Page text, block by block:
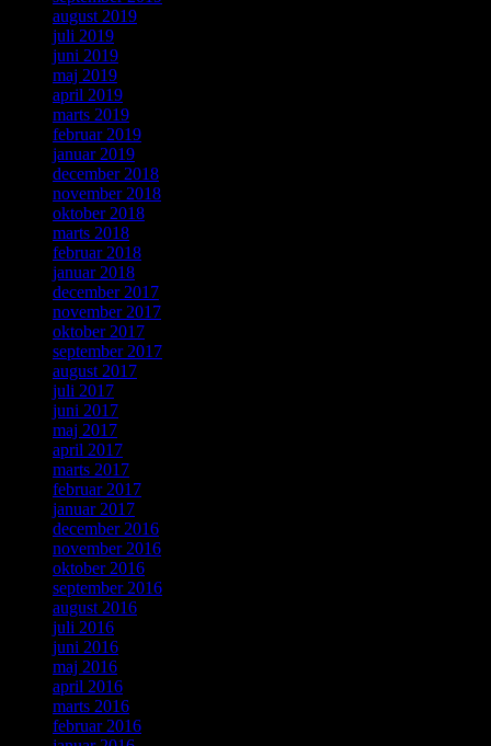
august 2019
juli 2019
juni 2019
maj 2019
april 2019
marts 2019
februar 2019
januar 2019
december 2018
november 2018
oktober 2018
marts 2018
februar 2018
januar 2018
december 2017
november 2017
oktober 2017
september 2017
august 2017
juli 2017
juni 2017
maj 2017
april 2017
marts 2017
februar 2017
januar 2017
december 2016
november 2016
oktober 2016
september 2016
august 2016
juli 2016
juni 2016
maj 2016
april 2016
marts 2016
februar 2016